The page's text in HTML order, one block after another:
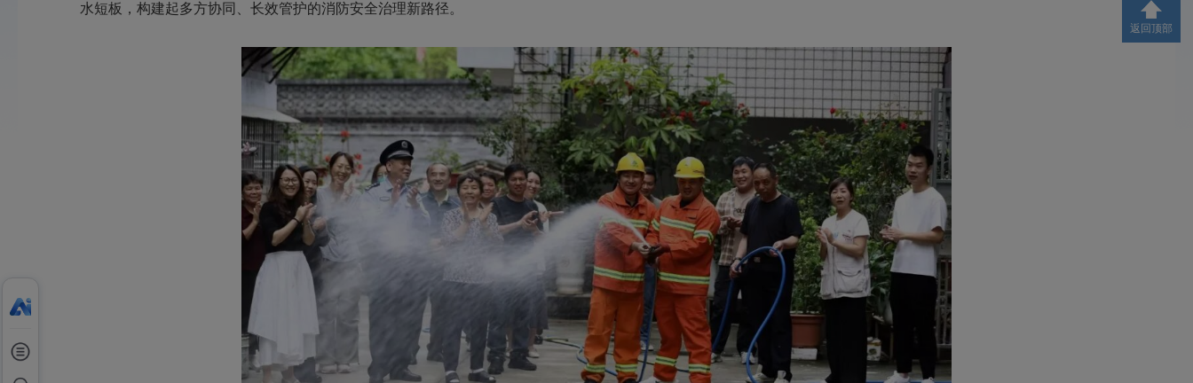
水短板，构建起多方协同、长效管护的消防安全治理新路径。
返回顶部